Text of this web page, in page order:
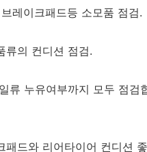
레이크패드등 소모품 점검.
류의 컨디션 점검.
류 누유여부까지 모두 점검
패드와 리어타이어 컨디션